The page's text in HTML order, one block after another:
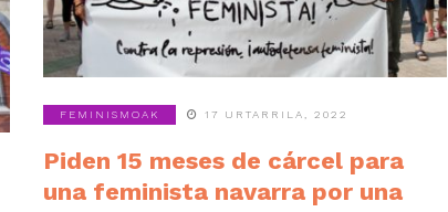
FEMINISMOAK 17 URTARRILA, 2022
Piden 15 meses de cárcel para
una feminista navarra por una